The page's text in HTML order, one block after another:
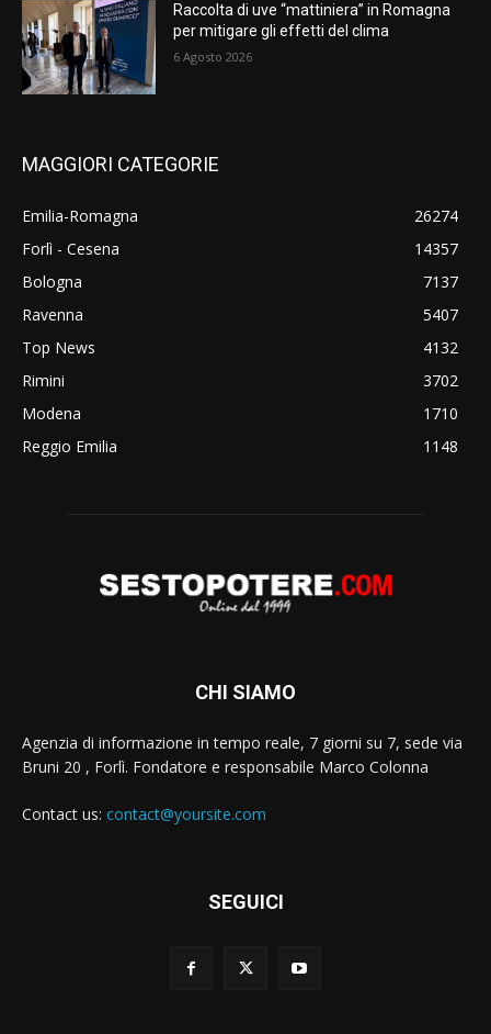
Raccolta di uve “mattiniera” in Romagna
per mitigare gli effetti del clima
6 Agosto 2026
MAGGIORI CATEGORIE
Emilia-Romagna
26274
Forlì - Cesena
14357
Bologna
7137
Ravenna
5407
Top News
4132
Rimini
3702
Modena
1710
Reggio Emilia
1148
CHI SIAMO
Agenzia di informazione in tempo reale, 7 giorni su 7, sede via
Bruni 20 , Forlì. Fondatore e responsabile Marco Colonna
Contact us: contact@yoursite.com
SEGUICI